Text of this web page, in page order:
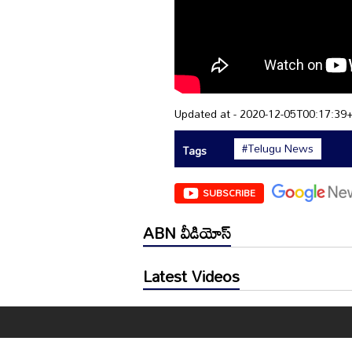
Updated at - 2020-12-
Tags
#Telugu News
SUBSCRIBE
ABN వీడియోస్
Latest Videos